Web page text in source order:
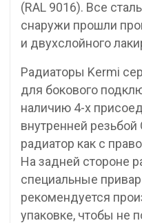
(RAL 9016). Все
снаружи прошли
и двухслойного
Радиаторы Kermi
для бокового
наличию 4-х
внутренней
радиатор как с
На задней стороне
специальные
рекомендуется
упаковке, чтобы не